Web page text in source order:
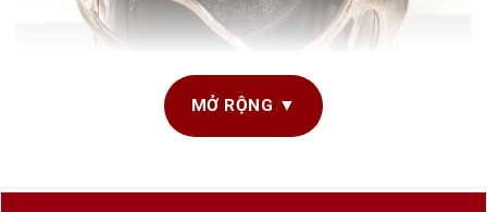
Champagne Dom Perignon
MỞ RỘNG ▼